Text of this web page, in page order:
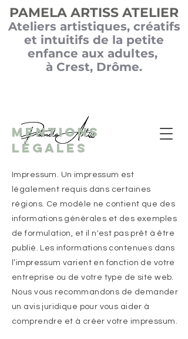
PAMELA ARTISS ATELIER
Ateliers artistiques, créatifs
et intuitifs de la petite
enfance aux adultes,
à Crest, Drôme.
Mentions
légales
Impressum. Un impressum est
légalement requis dans certaines
régions. Ce modèle ne contient que des
informations générales et des exemples
de formulation, et il n'est pas prêt à être
publié. Les informations contenues dans
l’impressum varient en fonction de votre
entreprise ou de votre type de site web.
Nous vous recommandons de demander
un avis juridique pour vous aider à
comprendre et à créer votre impressum.